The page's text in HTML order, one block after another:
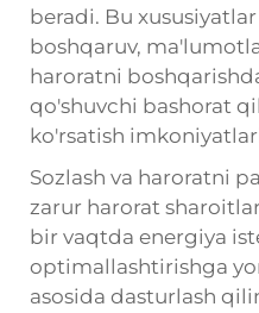
beradi. Bu
boshqaruv,
haroratni
qo'shuvchi bashorat
ko'rsatish
Sozlash va haroratni
zarur harorat
bir vaqtda energiya
optimallashtirishga
asosida dasturlash